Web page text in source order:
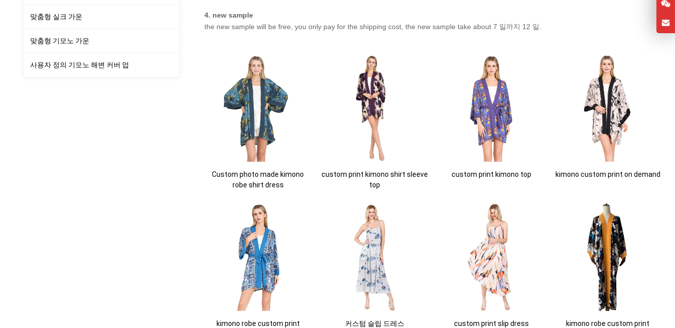
4. new sample
the new sample will be free you only pay for the shipping cost, the new sample take about7 일까지 12 일.
Custom photo made kimono
robe shirt dress
custom print kimono shirt sleeve
top
custom print kimono top kimono custom print on demand
kimono robe custom print 커스텀 슬립 드레스 custom print slip dress kimono robe custom print
맞춤형 실크 가운
맞춤형 기모노 가운
사용자 정의 기모노 해변 커버 업